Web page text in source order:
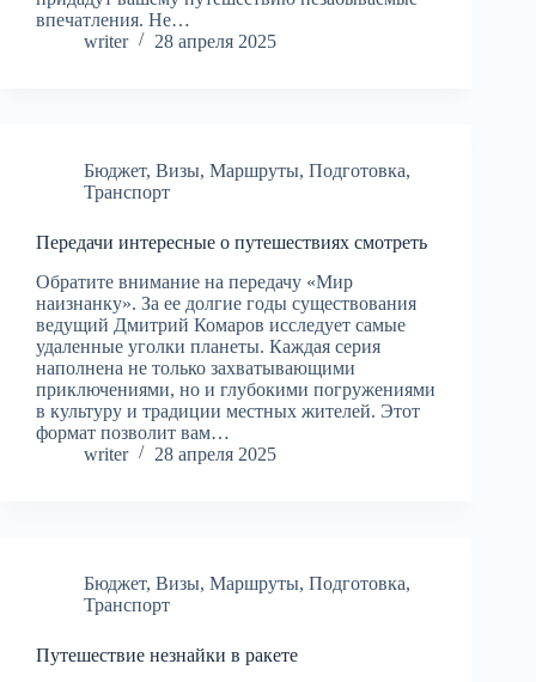
впечатления. Не…
writer
28 апреля 2025
Бюджет, Визы, Маршруты, Подготовка,
Транспорт
Передачи интересные о путешествиях смотреть
Обратите внимание на передачу «Мир
наизнанку». За ее долгие годы существования
ведущий Дмитрий Комаров исследует самые
удаленные уголки планеты. Каждая серия
наполнена не только захватывающими
приключениями, но и глубокими погружениями
в культуру и традиции местных жителей. Этот
формат позволит вам…
writer
28 апреля 2025
Бюджет, Визы, Маршруты, Подготовка,
Транспорт
Путешествие незнайки в ракете